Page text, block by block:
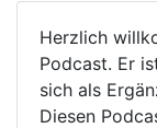
Herzlich
Podcast. Er
sich als
Diesen